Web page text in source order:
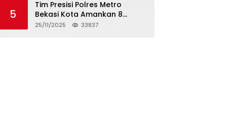
5
Tim Presisi Polres Metro
Bekasi Kota Amankan 8
Remaja Diduga Hendak
25/11/2025 33837